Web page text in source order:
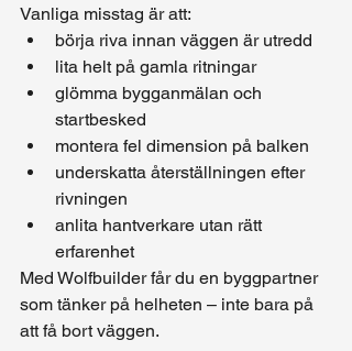
Vanliga misstag är att:
börja riva innan väggen är utredd
lita helt på gamla ritningar
glömma bygganmälan och
startbesked
montera fel dimension på balken
underskatta återställningen efter
rivningen
anlita hantverkare utan rätt
erfarenhet
Med Wolfbuilder får du en byggpartner
som tänker på helheten – inte bara på
att få bort väggen.